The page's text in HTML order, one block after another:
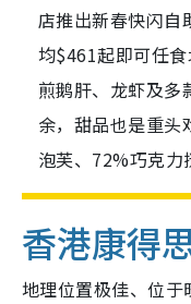
店推出新春快闪自
均$461起即可任
煎鹅肝、龙虾及多
余，甜品也是重头
泡芙、72%巧克力
香港康得
地理位置极佳、位